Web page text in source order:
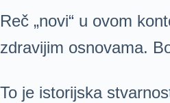
Reč „novi“ u ovom
zdravijim osnovama.
To je istorijska